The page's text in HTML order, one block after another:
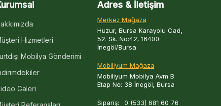
Hizmetleri
Mobilya Gönderimi
Galeri
Adres & İletişim
Merkez Mağaza
Huzur, Bursa Karayolu Cad,
52. Sk. No:42, 16400
İnegöl/Bursa
Mobiliyum Mağaza
Mobiliyum Mobilya Avm B
Etap No: 38 İnegöl, Bursa
Sipariş: 0 (533) 681 60 76